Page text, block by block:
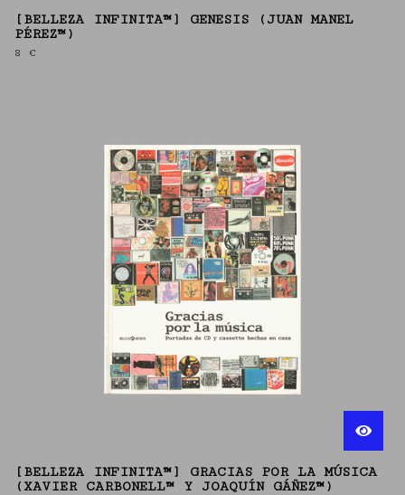
[BELLEZA INFINITA™] GENESIS (JUAN MANEL
PÉREZ™)
8 €
[BELLEZA INFINITA™] GRACIAS POR LA MÚSICA
(XAVIER CARBONELL™ Y JOAQUÍN GÁÑEZ™)